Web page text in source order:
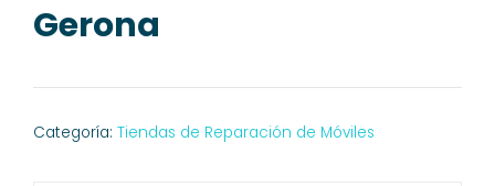
Gerona
Categoría: Tiendas de Reparación de Móviles